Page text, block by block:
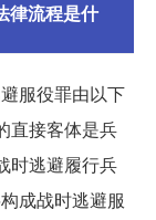
律流程是什
服役罪由以下
直接客体是兵
时逃避履行兵
成战时逃避服